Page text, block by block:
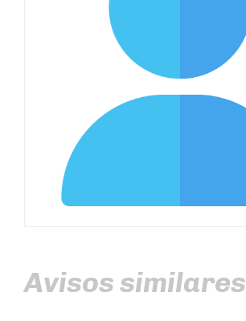
Avisos similares